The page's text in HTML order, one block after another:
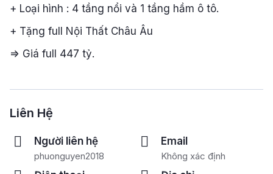
+ Loại hình : 4 tầng nổi và 1 tầng hầm ô tô.
+ Tặng full Nội Thất Châu Âu
=> Giá full 447 tỷ.
Liên Hệ
Người liên hệ
phuonguyen2018
Email
Không xác định